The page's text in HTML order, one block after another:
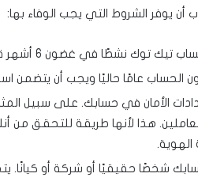
يوفر الشروط التي يجب الوفاء بها:
نشطًا في غضون 6 أشهر قبل منح شارة التوثيق.
الحساب عامًا حاليًا ويجب أن يتضمن
الأمان في حسابك. على سبيل
هذا لأنها طريقة للتحقق
شخصًا حقيقيًا أو شركة أو